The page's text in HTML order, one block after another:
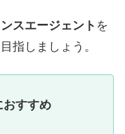
スエージェント を
指しましょう。
おすすめ